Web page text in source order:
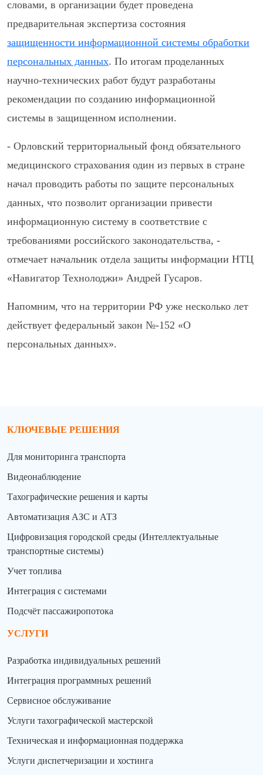
словами, в организации будет проведена
предварительная экспертиза состояния
защищенности информационной системы обработки
персональных данных. По итогам проделанных
научно-технических работ будут разработаны
рекомендации по созданию информационной
системы в защищенном исполнении.
- Орловский территориальный фонд обязательного
медицинского страхования один из первых в стране
начал проводить работы по защите персональных
данных, что позволит организации привести
информационную систему в соответствие с
требованиями российского законодательства, -
отмечает начальник отдела защиты информации НТЦ
«Навигатор Технолоджи» Андрей Гусаров.
Напомним, что на территории РФ уже несколько лет
действует федеральный закон №-152 «О
персональных данных».
КЛЮЧЕВЫЕ РЕШЕНИЯ
Для мониторинга транспорта
Видеонаблюдение
Тахографические решения и карты
Автоматизация АЗС и АТЗ
Цифровизация городской среды (Интеллектуальные
транспортные системы)
Учет топлива
Интеграция с системами
Подсчёт пассажиропотока
УСЛУГИ
Разработка индивидуальных решений
Интеграция программных решений
Сервисное обслуживание
Услуги тахографической мастерской
Техническая и информационная поддержка
Услуги диспетчеризации и хостинга